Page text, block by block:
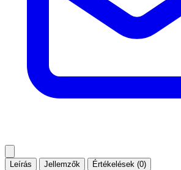
Leírás Jellemzők Értékelések (0)